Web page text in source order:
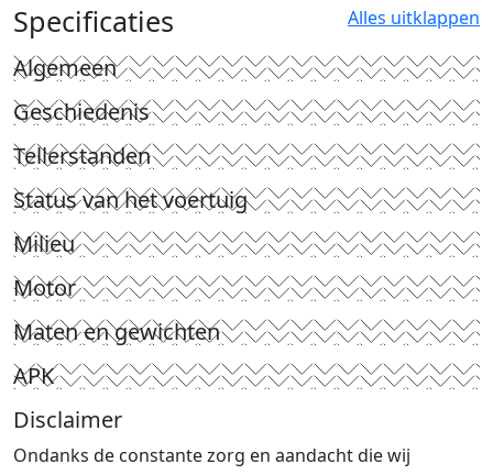
Specificaties Alles uitklappen
Algemeen
Geschiedenis
Tellerstanden
Status van het voertuig
Milieu
Motor
Maten en gewichten
APK
Disclaimer
Ondanks de constante zorg en aandacht die wij